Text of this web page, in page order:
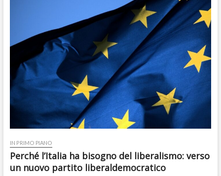
IN PRIMO PIANO
Perché l’Italia ha bisogno del liberalismo: verso
un nuovo partito liberaldemocratico